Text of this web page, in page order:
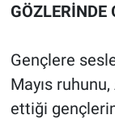
GÖZLERİNDE
Gençlere
Mayıs
ettiği